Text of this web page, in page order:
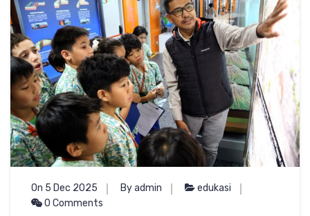
On 5 Dec 2025 By admin
edukasi
0 Comments